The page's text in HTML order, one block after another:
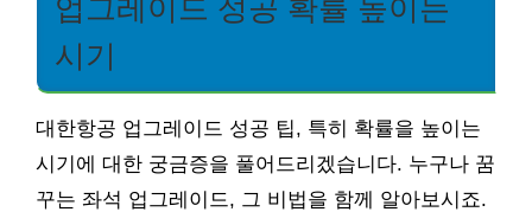
업그레이드 성공 확률 높이는
시기
대한항공 업그레이드 성공 팁, 특히 확률을 높이는
시기에 대한 궁금증을 풀어드리겠습니다. 누구나 꿈
꾸는 좌석 업그레이드, 그 비법을 함께 알아보시죠.